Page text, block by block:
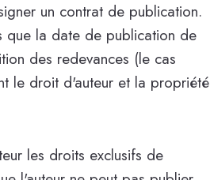
un contrat de publication.
que la date de publication de
des redevances (le cas
le droit d'auteur et la propriété
les droits exclusifs de